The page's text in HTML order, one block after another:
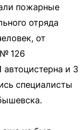
пожарные
отряда
от
126
и 3
специалисты